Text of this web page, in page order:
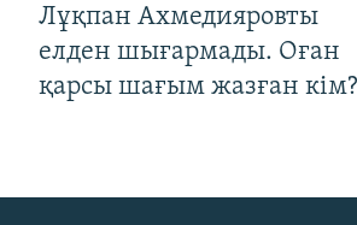
Лұқпан Ахмедияровты
елден шығармады. Оған
қарсы шағым жазған кім?